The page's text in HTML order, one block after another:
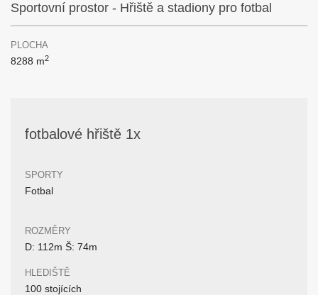
Sportovní prostor - Hřiště a stadiony pro fotbal
PLOCHA
8288 m2
fotbalové hřiště 1x
SPORTY
Fotbal
ROZMĚRY
D: 112m Š: 74m
HLEDIŠTĚ
100 stojících